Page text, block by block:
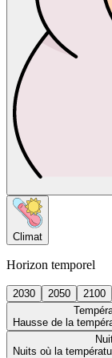
Climat
Horizon temporel
2030 2050
2100
Hausse de la
Nuits où la